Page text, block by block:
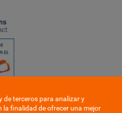
de terceros para analizar y
finalidad de ofrecer una mejor